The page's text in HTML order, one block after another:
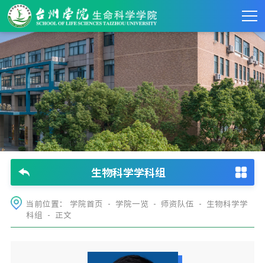
生物科学学科组
当前位置： 学院首页 - 学院一览 - 师资队伍 - 生物科学学
科组
- 正文